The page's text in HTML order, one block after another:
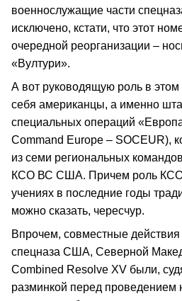
военнослужащие части
исключено, кстати, что этот
очередной реорганизации –
«Вултури».
А вот руководящую роль в
себя американцы, а именно
специальных операций
Command Europe – SOCEUR),
из семи региональных
КСО ВС США. Причем роль КСО
учениях в последние годы
можно сказать, чересчур.
Впрочем, совместные
спецназа США, Северной
Combined Resolve XV были,
разминкой перед проведением